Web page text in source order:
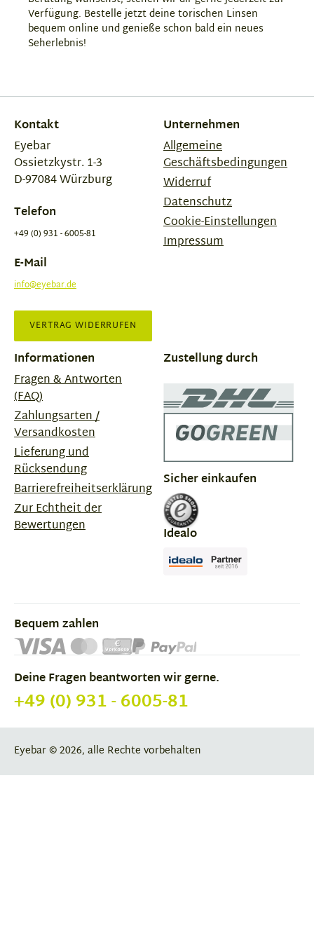
Verfügung. Bestelle jetzt deine torischen Linsen
bequem online und genieße schon bald ein neues
Seherlebnis!
Kontakt
Eyebar
Ossietzkystr. 1-3
D-97084 Würzburg
Telefon
+49 (0) 931 - 6005-81
E-Mail
info@eyebar.de
VERTRAG WIDERRUFEN
Unternehmen
Allgemeine
Geschäftsbedingungen
Widerruf
Datenschutz
Cookie-Einstellungen
Impressum
Informationen
Fragen & Antworten
(FAQ)
Zahlungsarten /
Versandkosten
Lieferung und
Rücksendung
Barrierefreiheitserklärung
Zur Echtheit der
Bewertungen
Zustellung durch
Sicher einkaufen
Idealo
Bequem zahlen
Deine Fragen beantworten wir gerne.
+49 (0) 931 - 6005-81
Eyebar © 2026, alle Rechte vorbehalten